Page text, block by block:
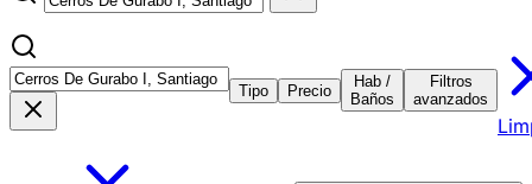
Tipo Precio
Hab /
Baños
Filtros
avanzados